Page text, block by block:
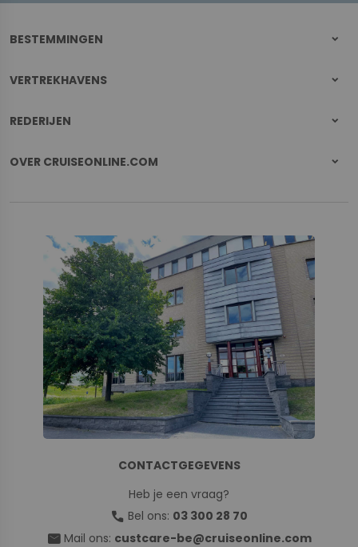
BESTEMMINGEN
VERTREKHAVENS
REDERIJEN
OVER CRUISEONLINE.COM
CONTACTGEGEVENS
Heb je een vraag?
call Bel ons: 03 300 28 70
mail Mail ons: custcare-be@cruiseonline.com